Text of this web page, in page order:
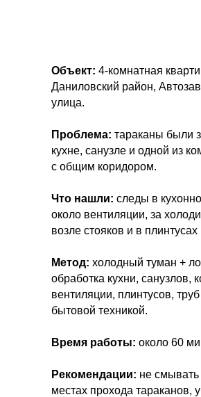
Объект: 4-комнатная
Даниловский район,
улица.
Проблема: тараканы были
кухне, санузле и одной из
с общим коридором.
Что нашли: следы в
около вентиляции, за
возле стояков и в
Метод: холодный туман +
обработка кухни, санузлов,
вентиляции, плинтусов, труб
бытовой техникой.
Время работы: около 60
Рекомендации: не смывать
местах прохода тараканов,